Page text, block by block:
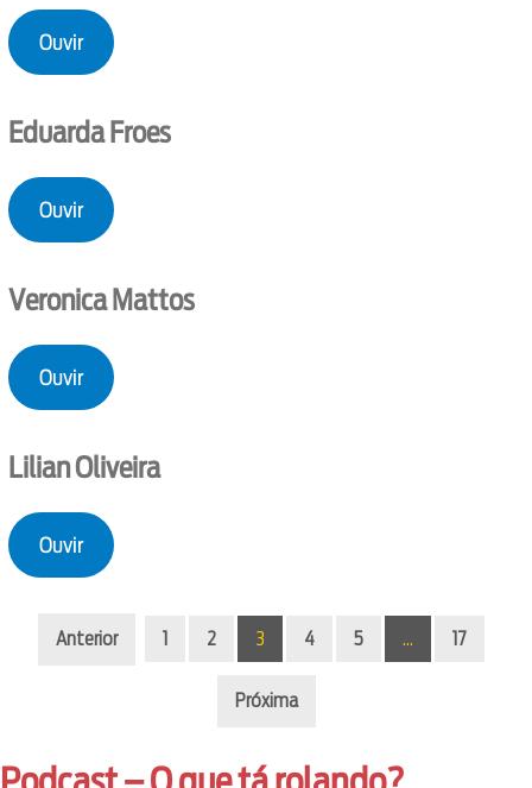
Ouvir
Eduarda Froes
Ouvir
Veronica Mattos
Ouvir
Lilian Oliveira
Ouvir
Anterior 1 2 3 4 5 … 17
Próxima